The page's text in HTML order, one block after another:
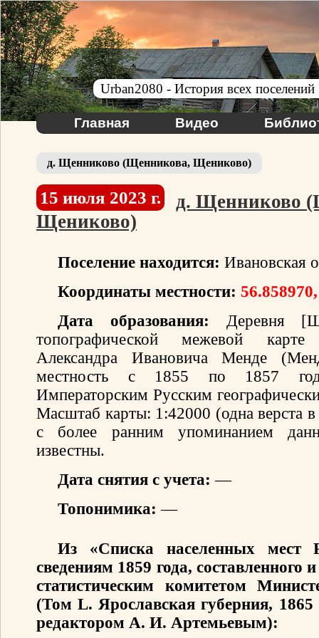
Urban2080 - История всех поселений
Главная Видео
д. Щенниково (Щенникова, Щениково)
15 июля 2023 г.
д. Щенниково
Щениково)
Поселение находится: Ивановская
Координаты местности:
Дата образования: Деревня
топографической межевой карте
Александра Ивановича Менде
местность с 1855 по 1857
Императорским Русским
Масштаб карты: 1:42000 (одна верста
с более ранним упоминанием
известны.
Дата снятия с учета: —
Топонимика: —
Из «Списка населенных мест
сведениям 1859 года,
статистическим комитетом
(Том L. Ярославская губерния,
редактором А. И. Артемьевым):